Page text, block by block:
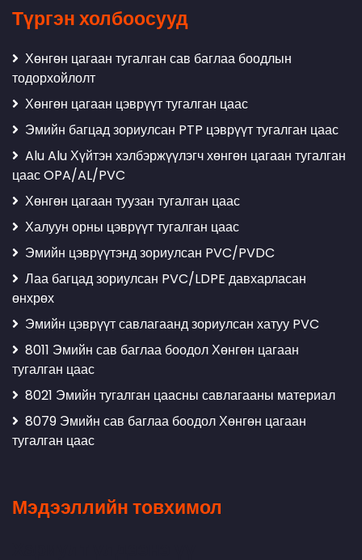
Түргэн холбоосууд
Хөнгөн цагаан тугалган сав баглаа боодлын
тодорхойлолт
Хөнгөн цагаан цэврүүт тугалган цаас
Эмийн багцад зориулсан PTP цэврүүт тугалган цаас
Alu Alu Хүйтэн хэлбэржүүлэгч хөнгөн цагаан тугалган
цаас OPA/AL/PVC
Хөнгөн цагаан туузан тугалган цаас
Халуун орны цэврүүт тугалган цаас
Эмийн цэврүүтэнд зориулсан PVC/PVDC
Лаа багцад зориулсан PVC/LDPE давхарласан
өнхрөх
Эмийн цэврүүт савлагаанд зориулсан хатуу PVC
8011 Эмийн сав баглаа боодол Хөнгөн цагаан
тугалган цаас
8021 Эмийн тугалган цаасны савлагааны материал
8079 Эмийн сав баглаа боодол Хөнгөн цагаан
тугалган цаас
Мэдээллийн товхимол